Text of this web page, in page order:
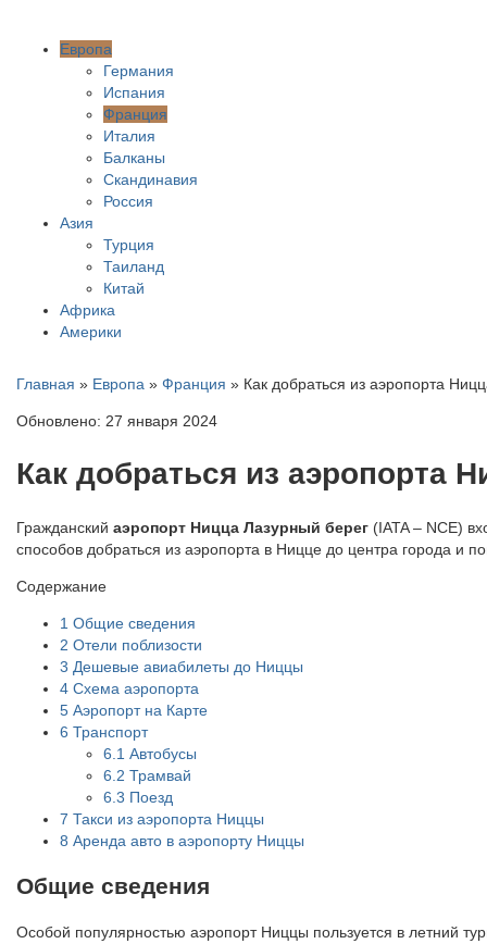
Европа
Германия
Испания
Франция
Италия
Балканы
Скандинавия
Россия
Азия
Турция
Таиланд
Китай
Африка
Америки
Главная » Европа » Франция » Как добраться из аэропорта
Обновлено: 27 января 2024
Как добраться из аэропорта
Гражданский аэропорт Ницца Лазурный берег (IATA – NCE)
способов добраться из аэропорта в Ницце до центра города и
Содержание
1 Общие сведения
2 Отели поблизости
3 Дешевые авиабилеты до Ниццы
4 Схема аэропорта
5 Аэропорт на Карте
6 Транспорт
6.1 Автобусы
6.2 Трамвай
6.3 Поезд
7 Такси из аэропорта Ниццы
8 Аренда авто в аэропорту Ниццы
Общие сведения
Особой популярностью аэропорт Ниццы пользуется в летний